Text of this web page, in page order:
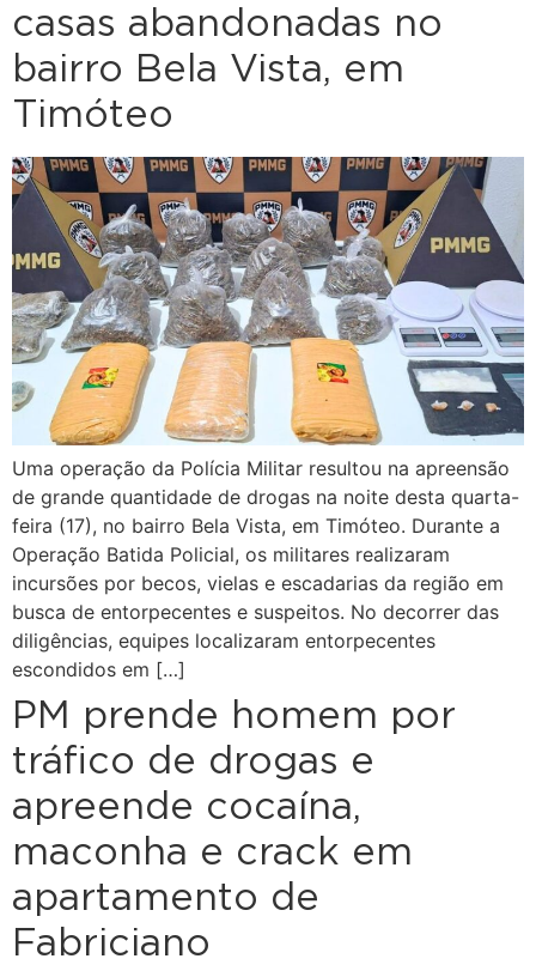
casas abandonadas no
bairro Bela Vista, em
Timóteo
Uma operação da Polícia Militar resultou na apreensão
de grande quantidade de drogas na noite desta quarta-
feira (17), no bairro Bela Vista, em Timóteo. Durante a
Operação Batida Policial, os militares realizaram
incursões por becos, vielas e escadarias da região em
busca de entorpecentes e suspeitos. No decorrer das
diligências, equipes localizaram entorpecentes
escondidos em […]
PM prende homem por
tráfico de drogas e
apreende cocaína,
maconha e crack em
apartamento de
Fabriciano